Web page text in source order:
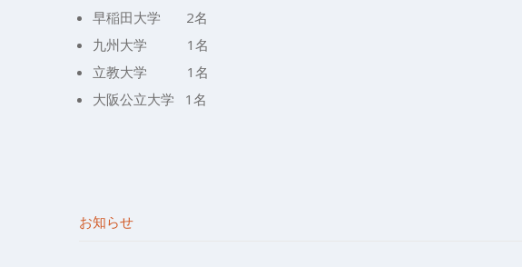
早稲田大学 2名
九州大学 1名
立教大学 1名
大阪公立大学 1名
お知らせ